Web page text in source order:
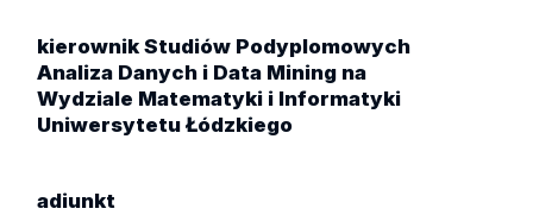
kierownik Studiów Podyplomowych
Analiza Danych i Data Mining na
Wydziale Matematyki i Informatyki
Uniwersytetu Łódzkiego
adiunkt